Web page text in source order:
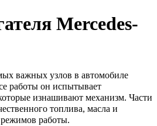
Mercedes-
важных узлов в автомобиле
работы он испытывает
изнашивают механизм. Части
топлива, масла и
работы.